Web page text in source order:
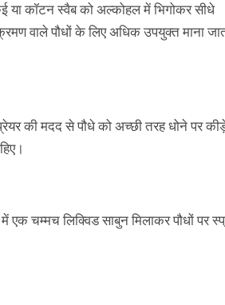
या कॉटन स्वैब को अल्कोहल में भिगोकर सीधे
वाले पौधों के लिए अधिक उपयुक्त माना
की मदद से पौधे को अच्छी तरह धोने पर
चम्मच लिक्विड साबुन मिलाकर पौधों पर